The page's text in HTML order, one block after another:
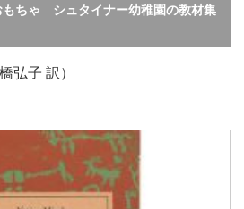
もちゃ シュタイナー幼稚園の教材集
弘子 訳）